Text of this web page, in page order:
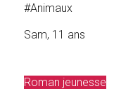
#Animaux
Sam, 11 ans
Roman jeunesse